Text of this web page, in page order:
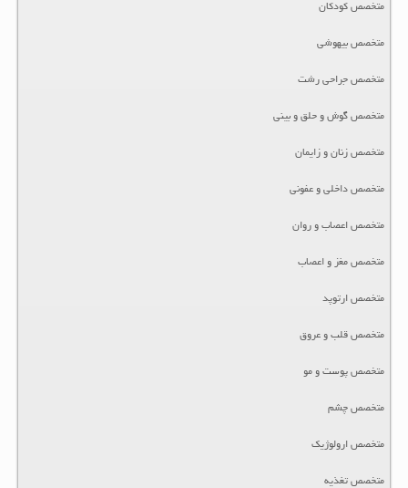
متخصص کودکان
متخصص بیهوشی
متخصص جراحی رشت
متخصص گوش و حلق و بینی
متخصص زنان و زایمان
متخصص داخلی و عفونی
متخصص اعصاب و روان
متخصص مغز و اعصاب
متخصص ارتوپد
متخصص قلب و عروق
متخصص پوست و مو
متخصص چشم
متخصص ارولوژیک
متخصص تغذیه